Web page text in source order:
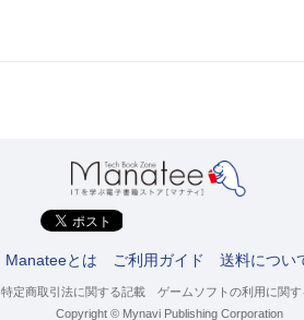
Manateeとは ご利用ガイド 送料につい
特定商取引法に関する記載 ゲームソフトの利用に関
Copyright © Mynavi Publishing Corporation